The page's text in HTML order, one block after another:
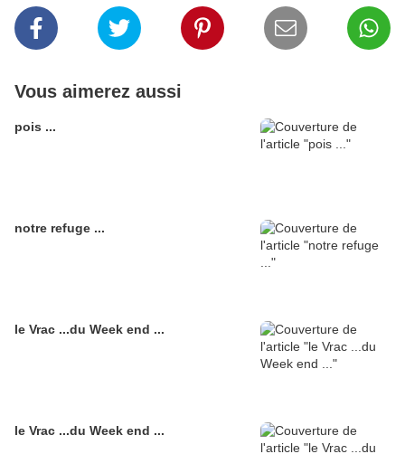
Vous aimerez aussi
pois ...
notre refuge ...
le Vrac ...du Week end ...
le Vrac ...du Week end ...